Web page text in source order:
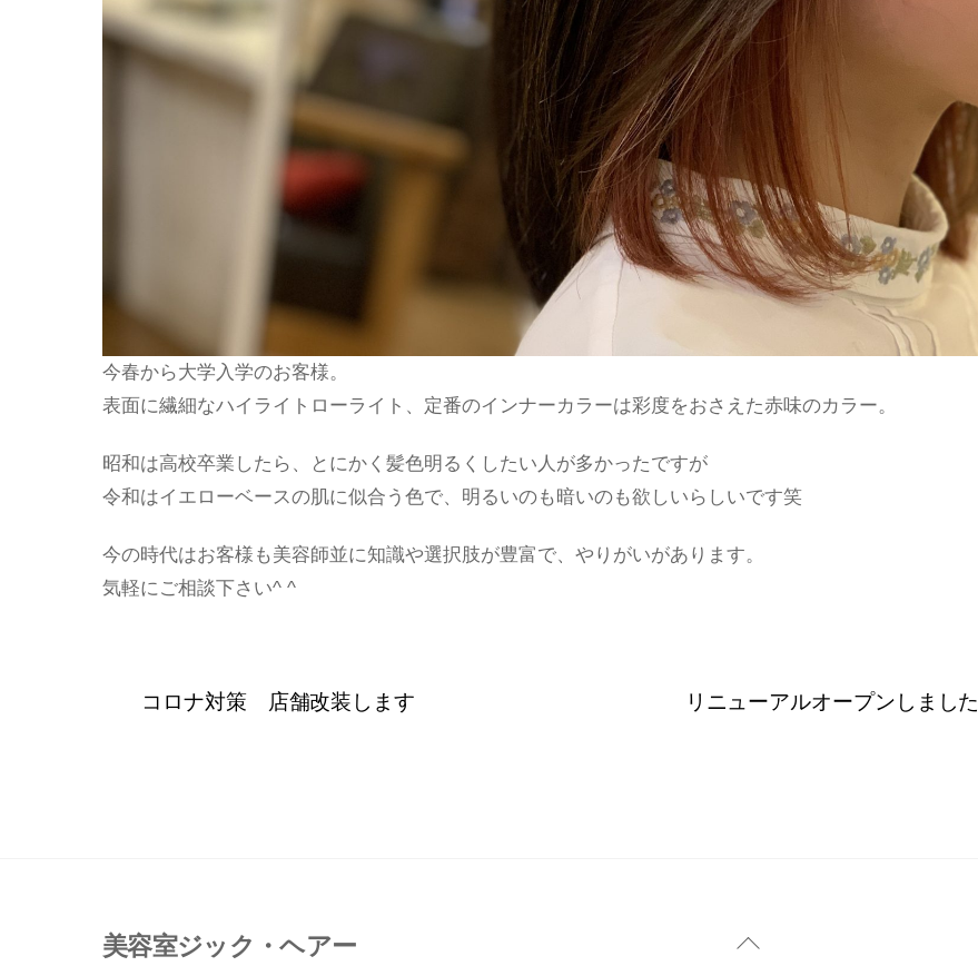
今春から大学入学のお客様。
表面に繊細なハイライトローライト、定番のインナーカラーは彩度をおさえた赤味のカラー。
昭和は高校卒業したら、とにかく髪色明るくしたい人が多かったですが
令和はイエローベースの肌に似合う色で、明るいのも暗いのも欲しいらしいです笑
今の時代はお客様も美容師並に知識や選択肢が豊富で、やりがいがあります。
気軽にご相談下さい^ ^
コロナ対策 店舗改装します リニューアルオープンしました
Back
美容室ジック・ヘアー